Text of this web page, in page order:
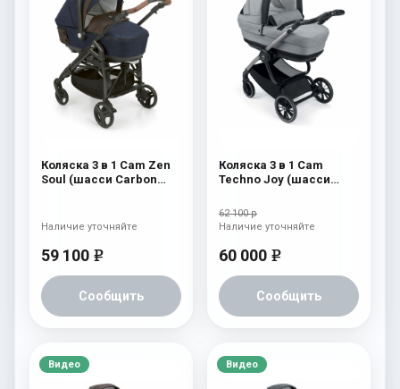
Коляска 3 в 1 Cam Zen
Soul (шасси Carbon
59 100 e
Сообщить
Наличие уточняйте
Коляска 3 в 1 Cam
Techno Joy (шасси
62 100 р
60 000 e
Сообщить
Наличие уточняйте
Видео Видео